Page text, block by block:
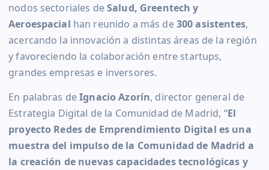
nodos sectoriales deSalud, Greentech y
Aeroespacial han reunido a más de300 asistentes,
acercando la innovación a distintas áreas de la región
y favoreciendo la colaboración entre startups,
grandes empresas e inversores.
En palabras deIgnacio Azorín, director general de
Estrategia Digital de la Comunidad de Madrid, “El
proyecto Redes de Emprendimiento Digital es una
muestra del impulso de la Comunidad de Madrid a
la creación de nuevas capacidades tecnológicas y